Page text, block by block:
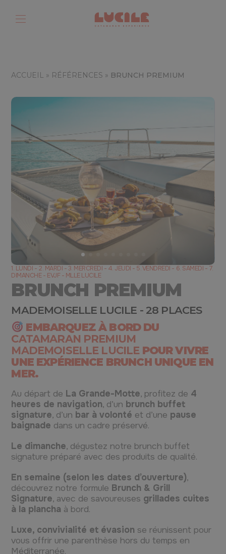
ACCUEIL » RÉFÉRENCES » BRUNCH PREMIUM
1. LUNDI - 2. MARDI - 3. MERCREDI - 4. JEUDI - 5. VENDREDI - 6. SAMEDI - 7.
DIMANCHE - EVJF - MLLE LUCILE
BRUNCH PREMIUM
MADEMOISELLE LUCILE - 28 PLACES
EMBARQUEZ À BORD DU
CATAMARAN PREMIUM
MADEMOISELLE LUCILEPOUR VIVRE
UNE EXPÉRIENCE BRUNCH UNIQUE EN
MER.
Au départ de La Grande-Motte, profitez de 4
heures de navigation, d’un brunch buffet
signature, d’un bar à volonté et d’une pause
baignade dans un cadre préservé.
Le dimanche, dégustez notre brunch buffet
signature préparé avec des produits de qualité.
En semaine (selon les dates d’ouverture),
découvrez notre formule Brunch & Grill
Signature, avec de savoureuses grillades cuites
à la plancha à bord.
Luxe, convivialité et évasion se réunissent pour
vous offrir une parenthèse hors du temps en
Méditerranée.